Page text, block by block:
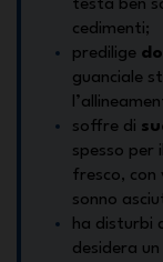
testa ben
cedimenti;
predilige
guanciale
soffre di
spesso per
fresco, con
sonno
ha disturbi
desidera